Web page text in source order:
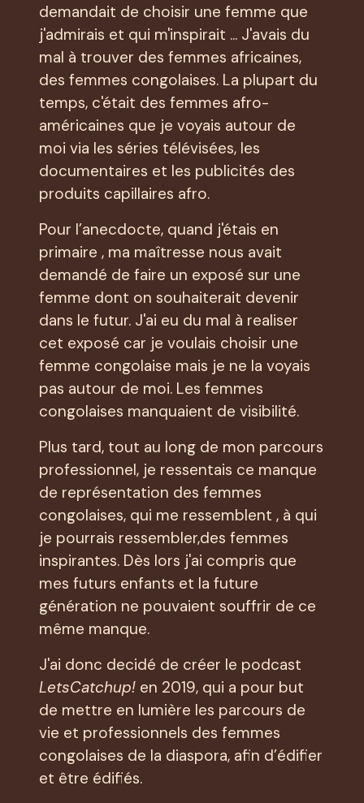
demandait de choisir une femme que
j'admirais et qui m'inspirait ... J'avais du
mal à trouver des femmes africaines,
des femmes congolaises. La plupart du
temps, c'était des femmes afro-
américaines que je voyais autour de
moi via les séries télévisées, les
documentaires et les publicités des
produits capillaires afro.
Pour l’anecdocte, quand j'étais en
primaire , ma maîtresse nous avait
demandé de faire un exposé sur une
femme dont on souhaiterait devenir
dans le futur. J'ai eu du mal à realiser
cet exposé car je voulais choisir une
femme congolaise mais je ne la voyais
pas autour de moi. Les femmes
congolaises manquaient de visibilité.
Plus tard, tout au long de mon parcours
professionnel, je ressentais ce manque
de représentation des femmes
congolaises, qui me ressemblent , à qui
je pourrais ressembler,des femmes
inspirantes. Dès lors j'ai compris que
mes futurs enfants et la future
génération ne pouvaient souffrir de ce
même manque.
J'ai donc decidé de créer le podcast
LetsCatchup! en 2019, qui a pour but
de mettre en lumière les parcours de
vie et professionnels des femmes
congolaises de la diaspora, afin d’édifier
et être édifiés.